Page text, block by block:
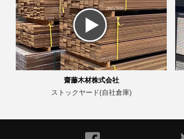
齋藤木材株式会社
ストックヤード(自社倉庫)